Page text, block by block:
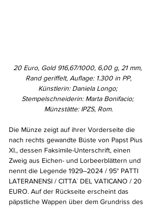
20 Euro, Gold 916,67/1000, 6,00 g, 21 mm,
Rand geriffelt, Auflage: 1.300 in PP,
Künstlerin: Daniela Longo;
Stempelschneiderin: Marta Bonifacio;
Münzstätte: IPZS, Rom.
Die Münze zeigt auf ihrer Vorderseite die
nach rechts gewandte Büste von Papst Pius
XI., dessen Faksimile-Unterschrift, einen
Zweig aus Eichen- und Lorbeerblättern und
nennt die Legende 1929–2024 / 95° PATTI
LATERANENSI / CITTA` DEL VATICANO / 20
EURO. Auf der Rückseite erscheint das
päpstliche Wappen über dem Grundriss des